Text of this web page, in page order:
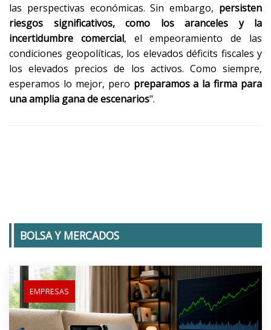
las perspectivas económicas. Sin embargo, persisten
riesgos significativos, como los aranceles y la
incertidumbre comercial, el empeoramiento de las
condiciones geopolíticas, los elevados déficits fiscales y
los elevados precios de los activos. Como siempre,
esperamos lo mejor, pero preparamos a la firma para
una amplia gana de escenarios".
BOLSA Y MERCADOS
EMPRESAS